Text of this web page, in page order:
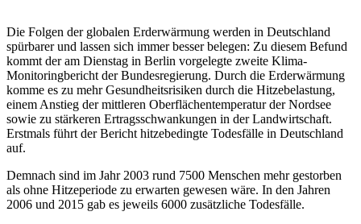
Die Folgen der globalen Erderwärmung werden in Deutschland
spürbarer und lassen sich immer besser belegen: Zu diesem Befund
kommt der am Dienstag in Berlin vorgelegte zweite Klima-
Monitoringbericht der Bundesregierung. Durch die Erderwärmung
komme es zu mehr Gesundheitsrisiken durch die Hitzebelastung,
einem Anstieg der mittleren Oberflächentemperatur der Nordsee
sowie zu stärkeren Ertragsschwankungen in der Landwirtschaft.
Erstmals führt der Bericht hitzebedingte Todesfälle in Deutschland
auf.
Demnach sind im Jahr 2003 rund 7500 Menschen mehr gestorben
als ohne Hitzeperiode zu erwarten gewesen wäre. In den Jahren
2006 und 2015 gab es jeweils 6000 zusätzliche Todesfälle.